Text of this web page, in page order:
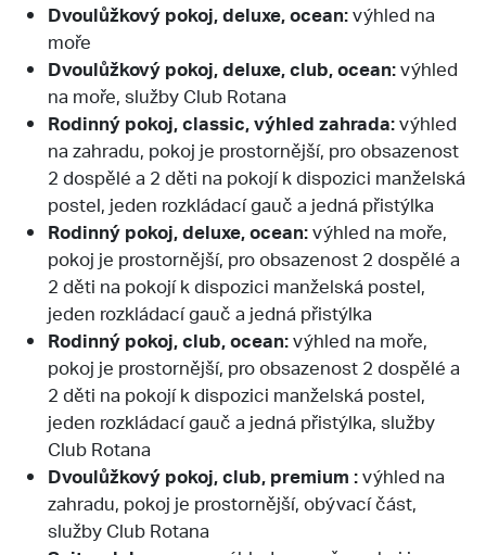
Dvoulůžkový pokoj, deluxe, ocean:výhled na
moře
Dvoulůžkový pokoj, deluxe, club, ocean:výhled
na moře, služby Club Rotana
Rodinný pokoj, classic, výhled zahrada:výhled
na zahradu, pokoj je prostornější, pro obsazenost
2 dospělé a 2 děti na pokojí k dispozici manželská
postel, jeden rozkládací gauč a jedná přistýlka
Rodinný pokoj, deluxe, ocean:výhled na moře,
pokoj je prostornější, pro obsazenost 2 dospělé a
2 děti na pokojí k dispozici manželská postel,
jeden rozkládací gauč a jedná přistýlka
Rodinný pokoj, club, ocean:výhled na moře,
pokoj je prostornější, pro obsazenost 2 dospělé a
2 děti na pokojí k dispozici manželská postel,
jeden rozkládací gauč a jedná přistýlka, služby
Club Rotana
Dvoulůžkový pokoj, club, premium :výhled na
zahradu, pokoj je prostornější, obývací část,
služby Club Rotana